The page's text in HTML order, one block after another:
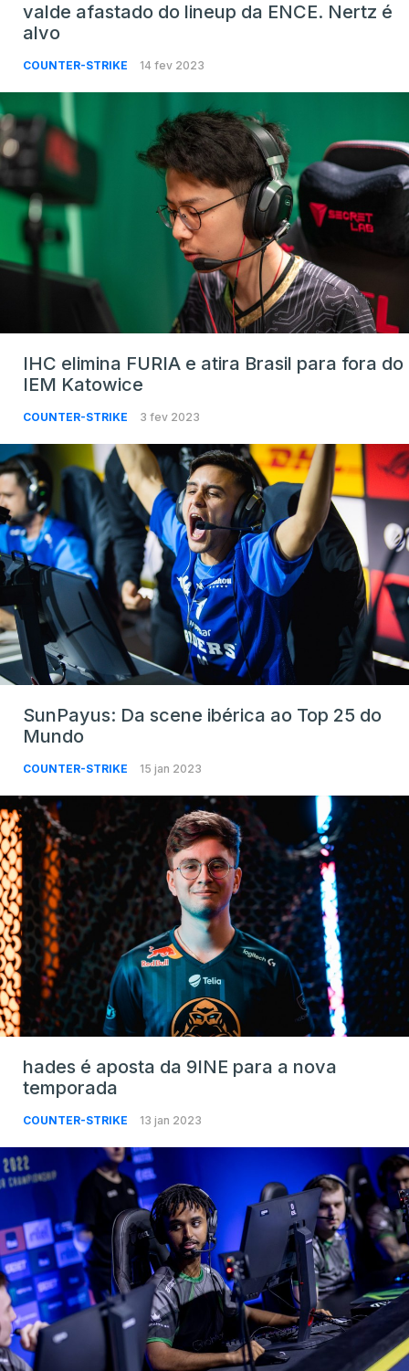
valde afastado do lineup da ENCE. Nertz é
alvo
COUNTER-STRIKE 14 fev 2023
IHC elimina FURIA e atira Brasil para fora do
IEM Katowice
COUNTER-STRIKE 3 fev 2023
SunPayus: Da scene ibérica ao Top 25 do
Mundo
COUNTER-STRIKE 15 jan 2023
hades é aposta da 9INE para a nova
temporada
COUNTER-STRIKE 13 jan 2023